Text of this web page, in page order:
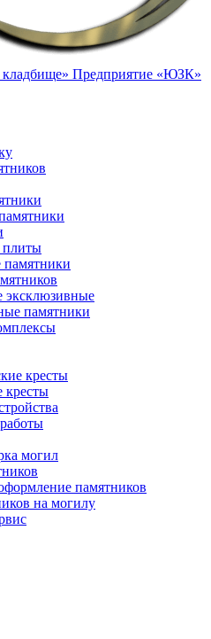
Предприятие «ЮЗК»
эксклюзивные
памятники
кресты
кресты
могил
памятников
на могилу